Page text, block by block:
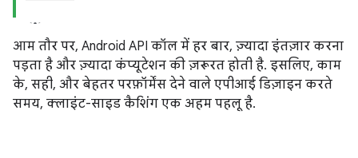
आम तौर पर, Android API कॉल में हर बार, ज़्यादा इंतज़ार करना
पड़ता है और ज़्यादा कंप्यूटेशन की ज़रूरत होती है. इसलिए, काम
के, सही, और बेहतर परफ़ॉर्मेंस देने वाले एपीआई डिज़ाइन करते
समय, क्लाइंट-साइड कैशिंग एक अहम पहलू है.